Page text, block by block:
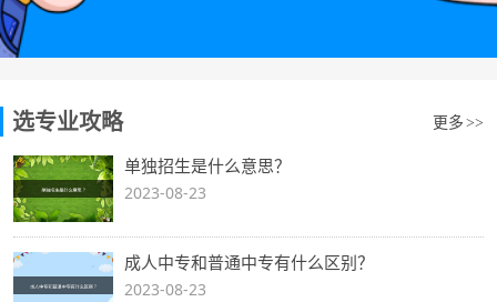
选专业攻略 更多 >>
单独招生是什么意思？
2023-08-23
成人中专和普通中专有什么区别？
2023-08-23